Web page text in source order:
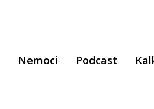
Nemoci Podcast